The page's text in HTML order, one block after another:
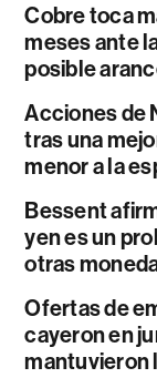
Cobre toca
meses ante
posible
Acciones de
tras una
menor a la
Bessent
yen es un
otras
Ofertas de
cayeron en
mantuvieron